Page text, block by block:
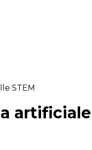
STEM